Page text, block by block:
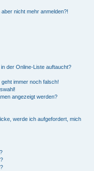
nicht mehr anmelden?!
der Online-Liste auftaucht?
immer noch falsch!
angezeigt werden?
werde ich aufgefordert, mich